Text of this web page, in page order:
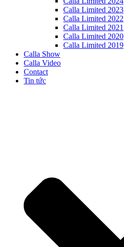
Calla Limited 2023
Calla Limited 2022
Calla Limited 2021
Calla Limited 2020
Calla Limited 2019
Calla Show
Calla Video
Contact
Tin tức